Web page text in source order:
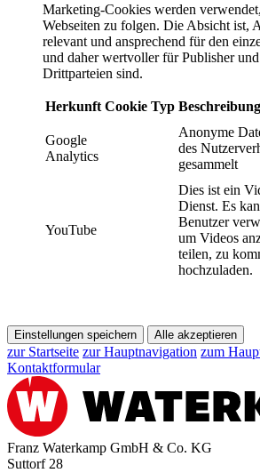
Marketing-Cookies werden
Webseiten zu folgen. Die Absicht ist,
relevant und ansprechend für den
und daher wertvoller für Publisher
Drittparteien sind.
Herkunft Cookie Typ Beschreibung
Google
Analytics
Anonyme
des
gesammelt
YouTube
Dies ist ein
Dienst. Es
Benutzer
um Videos
teilen, zu
hochzuladen.
Einstellungen speichern Alle akzeptieren
zur Startseite zur Hauptnavigation zum
Kontaktformular
Franz Waterkamp GmbH & Co. KG
Suttorf 28